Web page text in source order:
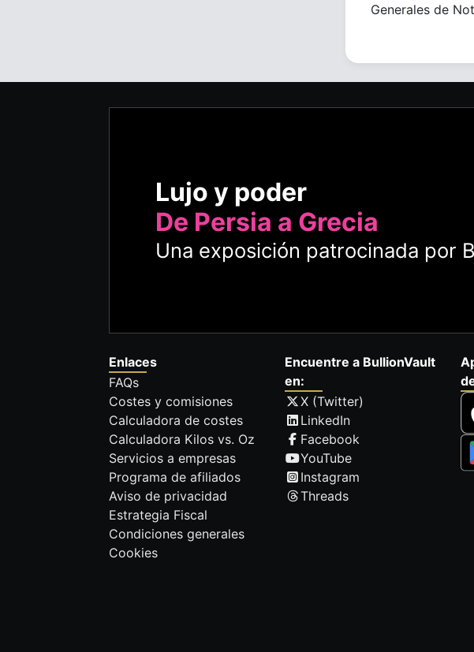
Generales de
Lujo y poder
De Persia a Grecia
Una exposición patrocinada por
Enlaces
FAQs
Costes y comisiones
Calculadora de costes
Calculadora Kilos vs. Oz
Servicios a empresas
Programa de afiliados
Aviso de privacidad
Estrategia Fiscal
Condiciones generales
Cookies
Encuentre a BullionVault
en:
X (Twitter)
LinkedIn
Facebook
YouTube
Instagram
Threads